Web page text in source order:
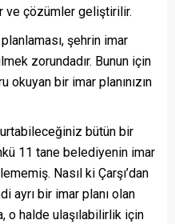
ve çözümler geliştirilir.
şehrin imar
zorundadır. Bunun için
bir imar planınızın
bütün bir
11 tane belediyenin imar
Nasıl ki Çarşı’dan
ayrı bir imar planı olan
o halde ulaşılabilirlik için